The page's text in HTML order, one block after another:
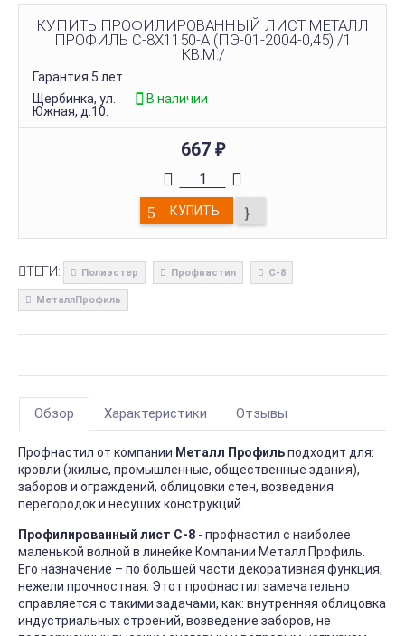
КУПИТЬ ПРОФИЛИРОВАННЫЙ ЛИСТ МЕТАЛЛ
ПРОФИЛЬ С-8Х1150-A (ПЭ-01-2004-0,45) /1
КВ.М./
Гарантия 5 лет
Щербинка, ул.
Южная, д.10:
В наличии
667 ₽
КУПИТЬ
ТЕГИ: Полиэстер Профнастил С-8
МеталлПрофиль
Обзор Характеристики Отзывы
Профнастил от компании Металл Профильподходит для:
кровли (жилые, промышленные, общественные здания),
заборов и ограждений, облицовки стен, возведения
перегородок и несущих конструкций.
Профилированный лист С-8 - профнастил с наиболее
маленькой волной в линейке Компании Металл Профиль.
Его назначение – по большей части декоративная функция,
нежели прочностная. Этот профнастил замечательно
справляется с такими задачами, как: внутренняя облицовка
индустриальных строений, возведение заборов, не